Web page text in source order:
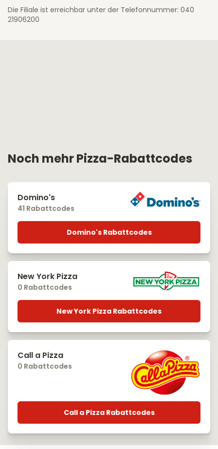
Die Filiale ist erreichbar unter der Telefonnummer: 040
21906200
Noch mehr Pizza-Rabattcodes
Domino's
41 Rabattcodes
Domino's Rabattcodes
New York Pizza
0 Rabattcodes
New York Pizza Rabattcodes
Call a Pizza
0 Rabattcodes
Call a Pizza Rabattcodes